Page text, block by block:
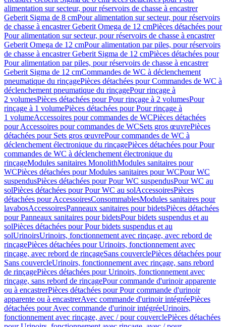
alimentation sur secteur, pour réservoirs de chasse à encastrer
Geberit Sigma de 8 cmPour alimentation sur secteur, pour réservoirs
de chasse à encastrer Geberit Omega de 12 cmPièces détachées pour
Pour alimentation sur secteur, pour réservoirs de chasse à encastrer
Geberit Omega de 12 cmPour alimentation par piles, pour réservoirs
de chasse à encastrer Geberit Sigma de 12 cmPièces détachées pour
Pour alimentation par piles, pour réservoirs de chasse à encastrer
Geberit Sigma de 12 cmCommandes de WC à déclenchement
pneumatique du rinçagePièces détachées pour Commandes de WC à
déclenchement pneumatique du rinçagePour rinçage à
2 volumesPièces détachées pour Pour rinçage à 2 volumesPour
rinçage à 1 volumePièces détachées pour Pour rinçage à
1 volumeAccessoires pour commandes de WCPièces détachées
pour Accessoires pour commandes de WCSets gros œuvrePièces
détachées pour Sets gros œuvrePour commandes de WC à
déclenchement électronique du rinçagePièces détachées pour Pour
commandes de WC à déclenchement électronique du
rinçageModules sanitaires MonolithModules sanitaires pour
WCPièces détachées pour Modules sanitaires pour WCPour WC
suspendusPièces détachées pour Pour WC suspendusPour WC au
solPièces détachées pour Pour WC au solAccessoiresPièces
détachées pour AccessoiresConsommablesModules sanitaires pour
lavabosAccessoiresPanneaux sanitaires pour bidetsPièces détachées
pour Panneaux sanitaires pour bidetsPour bidets suspendus et au
solPièces détachées pour Pour bidets suspendus et au
solUrinoirsUrinoirs, fonctionnement avec rinçage, avec rebord de
rinçagePièces détachées pour Urinoirs, fonctionnement avec
rinçage, avec rebord de rinçageSans couverclePièces détachées pour
Sans couvercleUrinoirs, fonctionnement avec rinçage, sans rebord
de rinçagePièces détachées pour Urinoirs, fonctionnement avec
rinçage, sans rebord de rinçagePour commande d'urinoir apparente
ou à encastrerPièces détachées pour Pour commande d'urinoir
apparente ou à encastrerAvec commande d'urinoir intégréePièces
détachées pour Avec commande d'urinoir intégréeUrinoirs,
fonctionnement avec rinçage, avec / pour couverclePièces détachées